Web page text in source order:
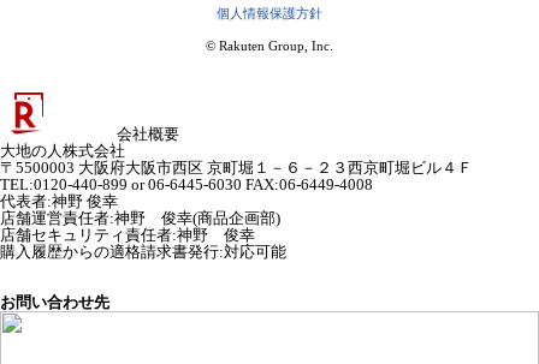
個人情報保護方針
© Rakuten Group, Inc.
会社概要
大地の人株式会社
〒5500003 大阪府大阪市西区 京町堀１－６－２３西京町堀ビル４Ｆ
TEL:0120-440-899 or 06-6445-6030 FAX:06-6449-4008
代表者:神野 俊幸
店舗運営責任者:神野 俊幸(商品企画部)
店舗セキュリティ責任者:神野 俊幸
購入履歴からの適格請求書発行:対応可能
お問い合わせ先